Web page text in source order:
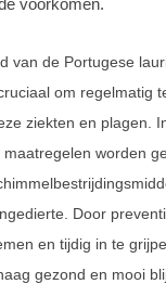
van de Portugese
om regelmatig
ziekten en plagen.
worden
Door
en tijdig in te
gezond en mooi